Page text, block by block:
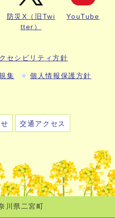
防災X（旧Twi
tter）
YouTube
セシビリティ方針
集 個人情報保護方針
交通アクセス
川県二宮町